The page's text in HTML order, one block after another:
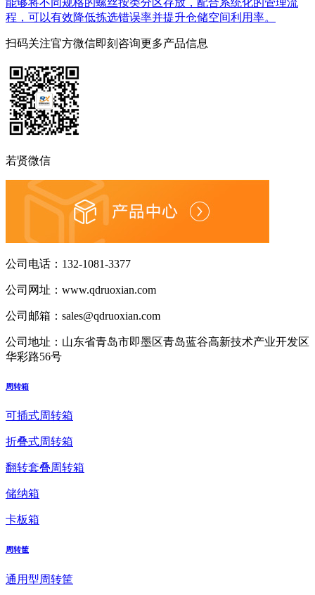
程，可以有效降低拣选错误率并提升仓储空间利用率。
扫码关注官方微信即刻咨询更多产品信息
若贤微信
公司电话： 132-1081-3377
公司网址： www.qdruoxian.com
公司邮箱： sales@qdruoxian.com
公司地址： 山东省青岛市即墨区青岛蓝谷高新技术产业开发区
华彩路56号
周转箱
可插式周转箱
折叠式周转箱
翻转套叠周转箱
储纳箱
卡板箱
周转筐
通用型周转筐